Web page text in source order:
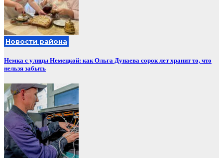
Новости района
Немка с улицы Немецкой: как Ольга Дунаева сорок лет хранит то, что
нельзя забыть